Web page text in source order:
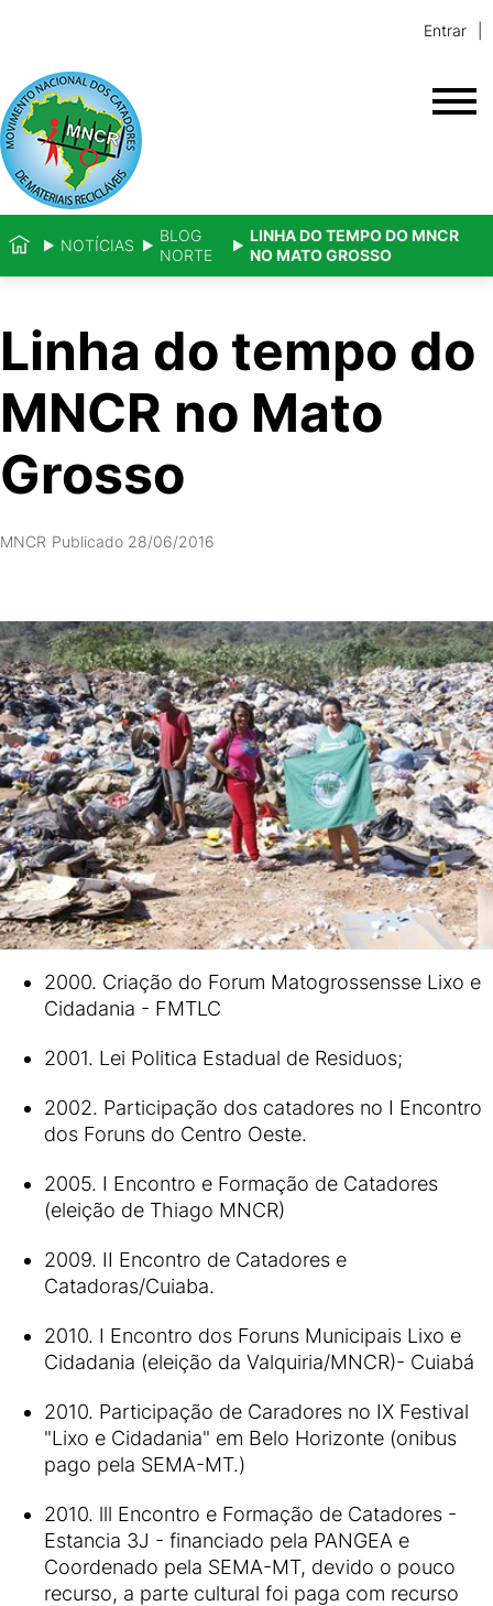
Entrar
NOTÍCIAS
BLOG
NORTE
LINHA DO TEMPO DO MNCR
NO MATO GROSSO
Linha do tempo do
MNCR no Mato
Grosso
MNCR Publicado 28/06/2016
2000. Criação do Forum Matogrossensse Lixo e
Cidadania - FMTLC
2001. Lei Politica Estadual de Residuos;
2002. Participação dos catadores no I Encontro
dos Foruns do Centro Oeste.
2005. I Encontro e Formação de Catadores
(eleição de Thiago MNCR)
2009. II Encontro de Catadores e
Catadoras/Cuiaba.
2010. I Encontro dos Foruns Municipais Lixo e
Cidadania (eleição da Valquiria/MNCR)- Cuiabá
2010. Participação de Caradores no IX Festival
"Lixo e Cidadania" em Belo Horizonte (onibus
pago pela SEMA-MT.)
2010. lll Encontro e Formação de Catadores -
Estancia 3J - financiado pela PANGEA e
Coordenado pela SEMA-MT, devido o pouco
recurso, a parte cultural foi paga com recurso